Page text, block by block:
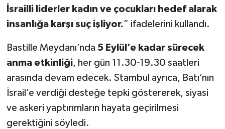
İsrailli liderler kadın ve çocukları hedef alarak
insanlığa karşı suç işliyor.” ifadelerini kullandı.
Bastille Meydanı’nda 5 Eylül’e kadar sürecek
anma etkinliği, her gün 11.30-19.30 saatleri
arasında devam edecek. Stambul ayrıca, Batı’nın
İsrail’e verdiği desteğe tepki göstererek, siyasi
ve askeri yaptırımların hayata geçirilmesi
gerektiğini söyledi.